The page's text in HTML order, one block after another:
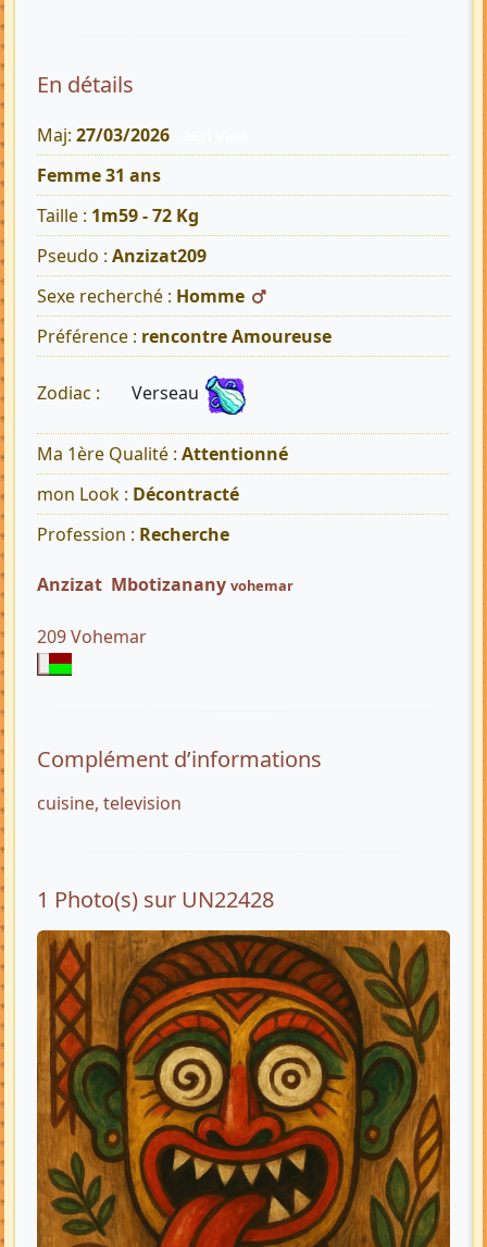
En détails
Maj: 27/03/2026
Femme 31 ans
Taille : 1m59 - 72 Kg
Pseudo : Anzizat209
Sexe recherché : Homme
Préférence : rencontre Amoureuse
Zodiac : Verseau
Ma 1ère Qualité : Attentionné
mon Look : Décontracté
Profession : Recherche
Anzizat Mbotizanany vohemar
209 Vohemar
Complément d’informations
cuisine, television
1 Photo(s) sur UN22428